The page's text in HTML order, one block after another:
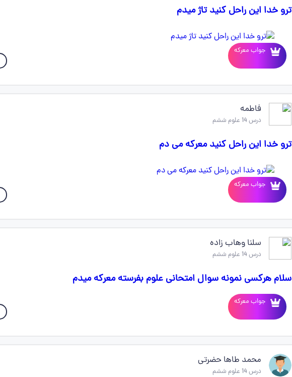
ترو خدا این راحل کنید تاژ میدم
جواب معرکه
فاطمه
درس 14 علوم ششم
ترو خدا این راحل کنید معرکه می دم
جواب معرکه
سلنا وهاب زاده
درس 14 علوم ششم
سلام هرکسی نمونه سوال امتحانی علوم بفرسته معرکه میدم
جواب معرکه
محمد طاها حضرتی
درس 14 علوم ششم